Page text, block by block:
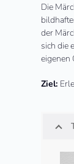
Die
der
sich die
eigenen
Ziel: